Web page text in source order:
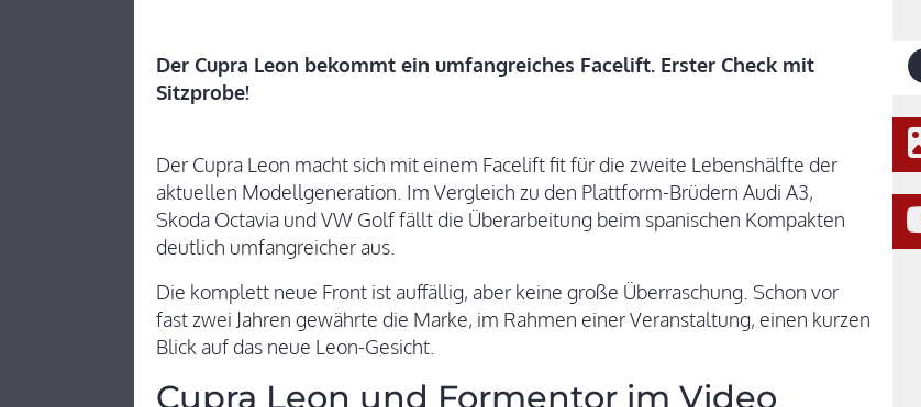
Der Cupra Leon bekommt ein umfangreiches Facelift. Erster Check mit
Sitzprobe!
Der Cupra Leon macht sich mit einem Facelift fit für die zweite Lebenshälfte der
aktuellen Modellgeneration. Im Vergleich zu den Plattform-Brüdern Audi A3,
Skoda Octavia und VW Golf fällt die Überarbeitung beim spanischen Kompakten
deutlich umfangreicher aus.
Die komplett neue Front ist auffällig, aber keine große Überraschung. Schon vor
fast zwei Jahren gewährte die Marke, im Rahmen einer Veranstaltung, einen kurzen
Blick auf das neue Leon-Gesicht.
Cupra Leon und Formentor im Video